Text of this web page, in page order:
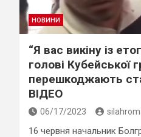
НОВИНИ
“Я вас викіну із
голові Кубейської
перешкоджають
ВІДЕО
06/17/2023
16 червня начальник